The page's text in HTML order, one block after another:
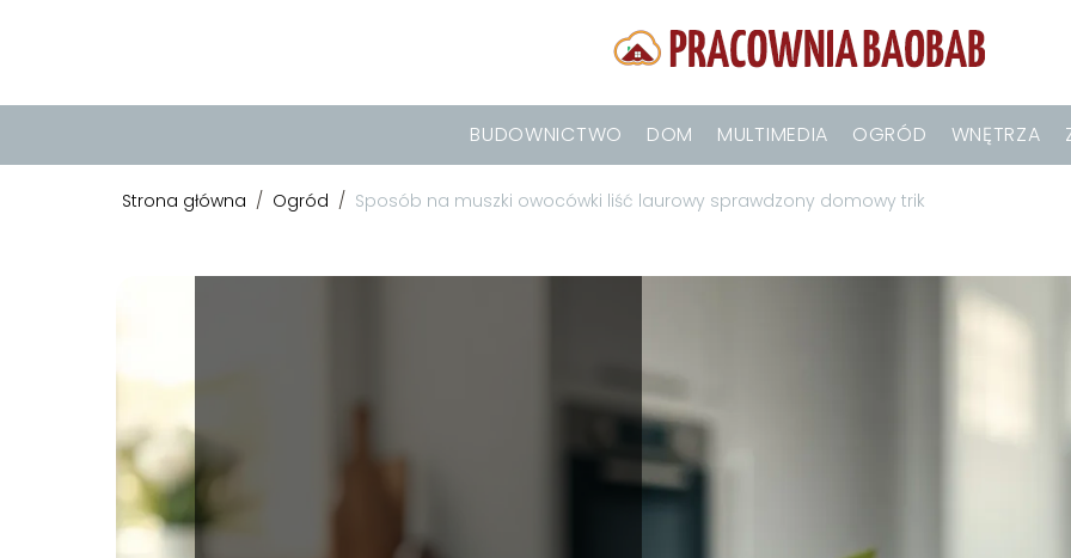
BUDOWNICTWO DOM MULTIMEDIA OGRÓD WNĘTRZA
Strona główna / Ogród / Sposób na muszki owocówki liść laurowy sprawdzony domowy trik